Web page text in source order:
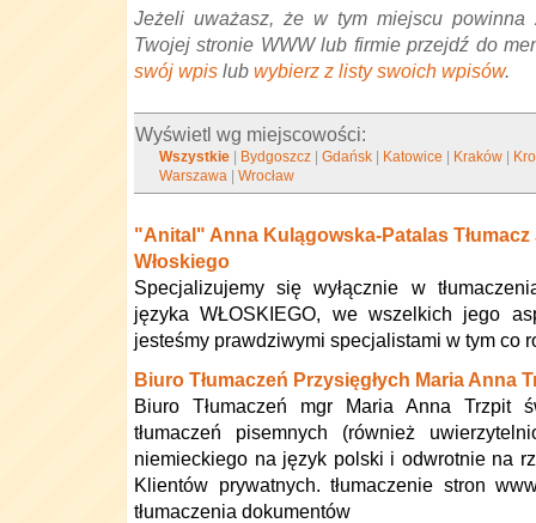
Jeżeli uważasz, że w tym miejscu powinna
Twojej stronie WWW lub firmie przejdź do
swój wpis lub wybierz z listy swoich wpisów.
Wyświetl wg miejscowości:
Wszystkie Bydgoszcz |Gdańsk Katowice Kraków
Warszawa |Wrocław
"Anital" Anna Kulągowska-Patalas Tłumacz
Włoskiego
Specjalizujemy się wyłącznie w
języka WŁOSKIEGO, we wszelkich jego
jesteśmy prawdziwymi specjalistami w tym co
Biuro Tłumaczeń Przysięgłych Maria Anna
Biuro Tłumaczeń mgr Maria Anna Trzpit
tłumaczeń pisemnych (również
niemieckiego na język polski i odwrotnie na
Klientów prywatnych. tłumaczenie stron
tłumaczenia dokumentów